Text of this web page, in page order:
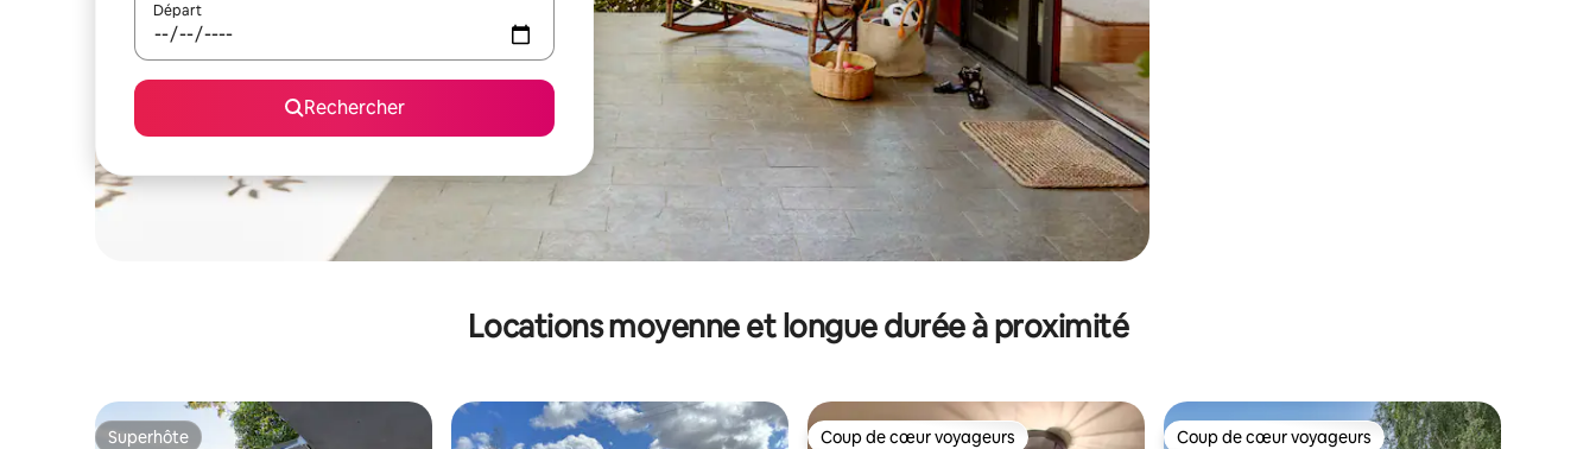
Départ
Rechercher
Locations moyenne et longue durée à proximité
Superhôte Coup de cœur voyageurs Coup de cœur voyageurs